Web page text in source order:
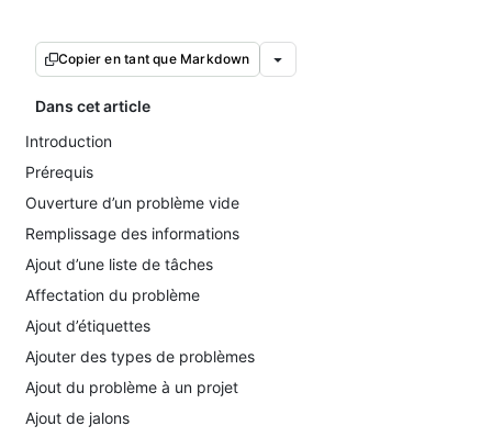
Copier en tant que Markdown
Dans cet article
Introduction
Prérequis
Ouverture d’un problème vide
Remplissage des informations
Ajout d’une liste de tâches
Affectation du problème
Ajout d’étiquettes
Ajouter des types de problèmes
Ajout du problème à un projet
Ajout de jalons